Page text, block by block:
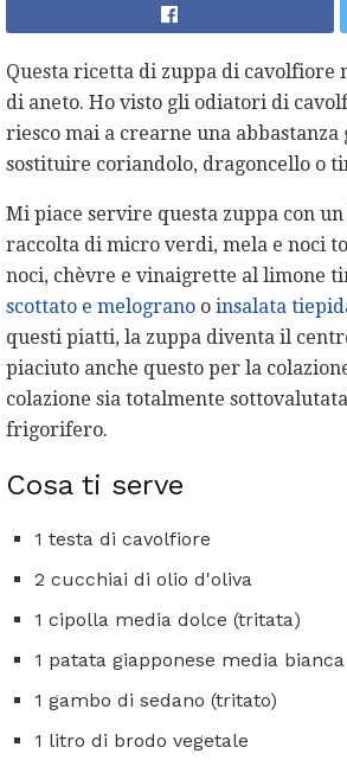
Questa ricetta di zuppa di cavolfiore
di aneto. Ho visto gli odiatori di
riesco mai a crearne una
sostituire coriandolo, dragoncello o
Mi piace servire questa zuppa con
raccolta di micro verdi, mela e noci
noci, chèvre e vinaigrette al limone
scottato e melograno o insalata
questi piatti, la zuppa diventa il
piaciuto anche questo per la
colazione sia totalmente
frigorifero.
Cosa ti serve
1 testa di cavolfiore
2 cucchiai di olio d'oliva
1 cipolla media dolce (tritata)
1 patata giapponese media
1 gambo di sedano (tritato)
1 litro di brodo vegetale